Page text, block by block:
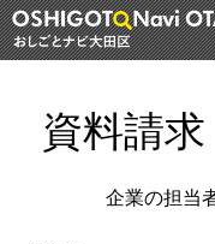
資料請
企業の担当